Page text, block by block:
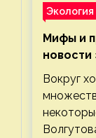
Экология
Мифы и
новости
Вокруг